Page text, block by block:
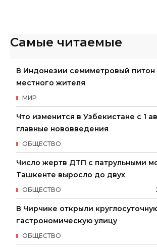
Самые читаемые
В Индонезии семиметровый питон
местного жителя
МИР
Что изменится в Узбекистане с 1
главные нововведения
ОБЩЕСТВО
Число жертв ДТП с патрульными
Ташкенте выросло до двух
ОБЩЕСТВО
В Чирчике открыли
гастрономическую улицу
ОБЩЕСТВО